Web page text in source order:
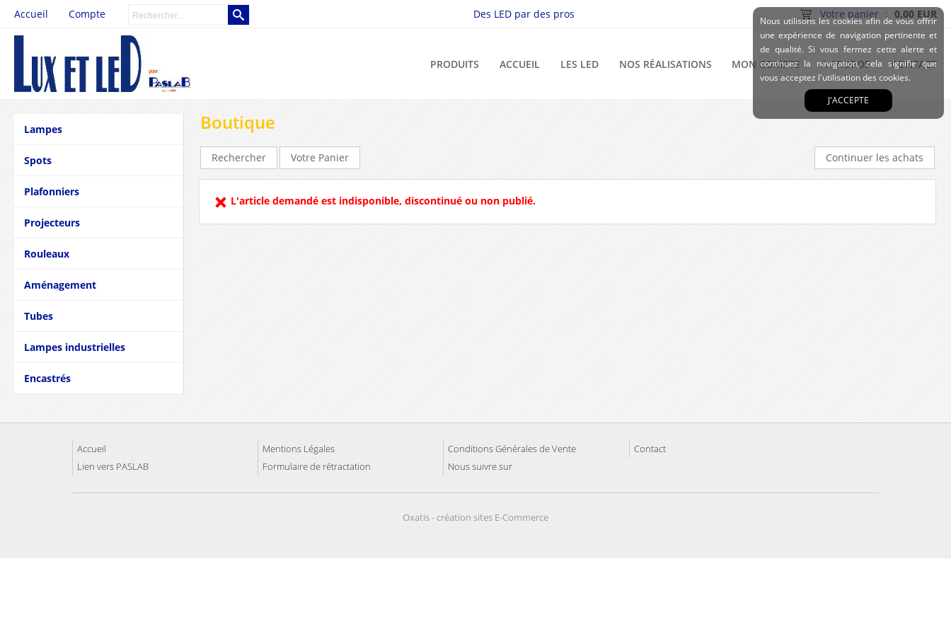
Accueil Compte Votre panier : 0,00 EUR
Des LED par des pros
PRODUITS ACCUEIL LES LED NOS RÉALISATIONS MON COMPTE A PROPOS CONTACT
Lampes
Spots
Plafonniers
Projecteurs
Rouleaux
Aménagement
Tubes
Lampes industrielles
Encastrés
Boutique
Rechercher Votre Panier Continuer les achats
L'article demandé est indisponible, discontinué ou non publié.
Accueil Mentions Légales Conditions Générales de Vente
Contact
Lien vers PASLAB
Formulaire de rétractation Nous suivre sur
Oxatis - création sites E-Commerce
Nous utilisons les cookies afin de vous offrir
une expérience de navigation pertinente et
de qualité. Si vous fermez cette alerte et
continuez la navigation, cela signifie que
vous acceptez l'utilisation des cookies.
J'ACCEPTE